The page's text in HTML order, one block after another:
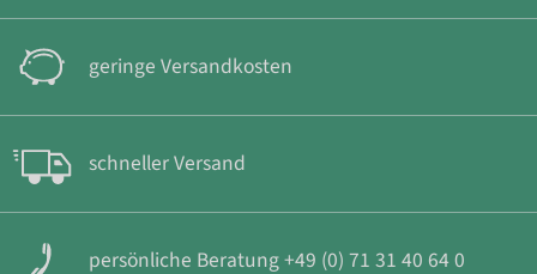
geringe Versandkosten
schneller Versand
persönliche Beratung +49 (0) 71 31 40 64 0